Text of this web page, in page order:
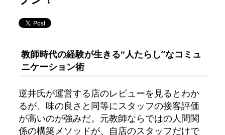
教師時代の経験が生きる‟人たらし”なコミュ
ニケーション術
逆井氏が運営する店のレビューを見るとわか
るが、味の良さと同等にスタッフの接客評価
が高いのが強みだ。元教師ならではの人間関
係の構築メソッドが、自店のスタッフだけで